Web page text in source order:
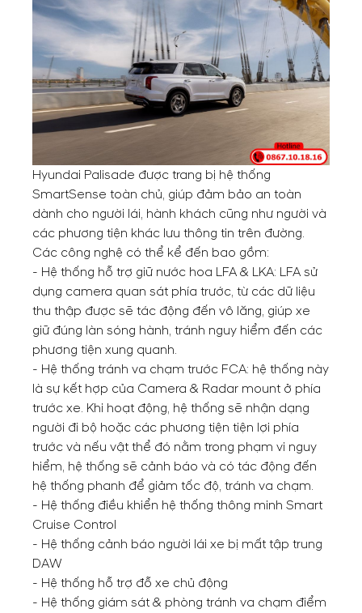
Hyundai Palisade được trang bị hệ thống
SmartSense toàn chủ, giúp đảm bảo an toàn
dành cho người lái, hành khách cũng như người và
các phương tiện khác lưu thông tin trên đường.
Các công nghệ có thể kể đến bao gồm:
- Hệ thống hỗ trợ giữ nước hoa LFA & LKA: LFA sử
dụng camera quan sát phía trước, từ các dữ liệu
thu thập được sẽ tác động đến vô lăng, giúp xe
giữ đúng làn sóng hành, tránh nguy hiểm đến các
phương tiện xung quanh.
- Hệ thống tránh va chạm trước FCA: hệ thống này
là sự kết hợp của Camera & Radar mount ở phía
trước xe. Khi hoạt động, hệ thống sẽ nhận dạng
người đi bộ hoặc các phương tiện tiện lợi phía
trước và nếu vật thể đó nằm trong phạm vi nguy
hiểm, hệ thống sẽ cảnh báo và có tác động đến
hệ thống phanh để giảm tốc độ, tránh va chạm.
- Hệ thống điều khiển hệ thống thông minh Smart
Cruise Control
- Hệ thống cảnh báo người lái xe bị mất tập trung
DAW
- Hệ thống hỗ trợ đỗ xe chủ động
- Hệ thống giám sát & phòng tránh va chạm điểm